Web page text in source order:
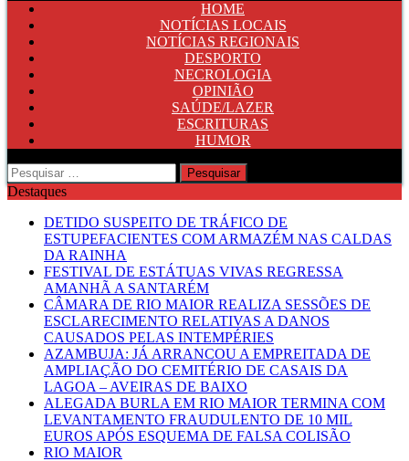
HOME
NOTÍCIAS LOCAIS
NOTÍCIAS REGIONAIS
DESPORTO
NECROLOGIA
OPINIÃO
SAÚDE/LAZER
ESCRITURAS
HUMOR
Pesquisar
por:
Destaques
DETIDO SUSPEITO DE TRÁFICO DE
ESTUPEFACIENTES COM ARMAZÉM NAS CALDAS
DA RAINHA
FESTIVAL DE ESTÁTUAS VIVAS REGRESSA
AMANHÃ A SANTARÉM
CÂMARA DE RIO MAIOR REALIZA SESSÕES DE
ESCLARECIMENTO RELATIVAS A DANOS
CAUSADOS PELAS INTEMPÉRIES
AZAMBUJA: JÁ ARRANCOU A EMPREITADA DE
AMPLIAÇÃO DO CEMITÉRIO DE CASAIS DA
LAGOA – AVEIRAS DE BAIXO
ALEGADA BURLA EM RIO MAIOR TERMINA COM
LEVANTAMENTO FRAUDULENTO DE 10 MIL
EUROS APÓS ESQUEMA DE FALSA COLISÃO
RIO MAIOR